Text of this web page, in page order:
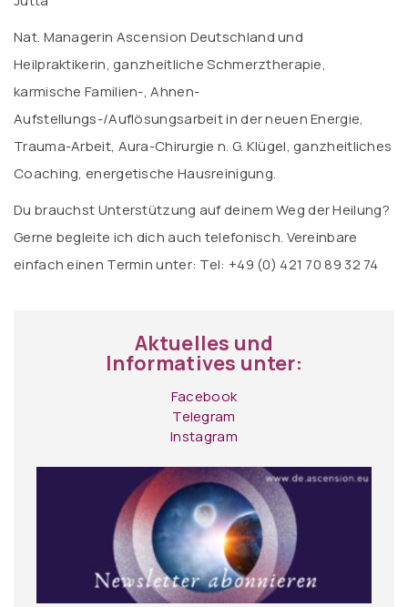
Nat. Managerin Ascension Deutschland und
Heilpraktikerin, ganzheitliche Schmerztherapie,
karmische Familien-, Ahnen-
Aufstellungs-/Auflösungsarbeit in der neuen Energie,
Trauma-Arbeit, Aura-Chirurgie n. G. Klügel, ganzheitliches
Coaching, energetische Hausreinigung.
Du brauchst Unterstützung auf deinem Weg der Heilung?
Gerne begleite ich dich auch telefonisch. Vereinbare
einfach einen Termin unter: Tel: +49 (0) 421 70 89 32 74
Aktuelles und
Informatives unter:
Facebook
Telegram
Instagram